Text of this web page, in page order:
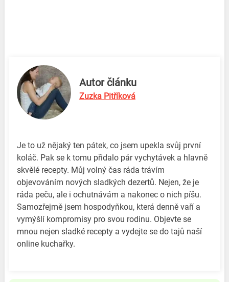
Autor článku
Zuzka Pitříková
Je to už nějaký ten pátek, co jsem upekla svůj první
koláč. Pak se k tomu přidalo pár vychytávek a hlavně
skvělé recepty. Můj volný čas ráda trávím
objevováním nových sladkých dezertů. Nejen, že je
ráda peču, ale i ochutnávám a nakonec o nich píšu.
Samozřejmě jsem hospodyňkou, která denně vaří a
vymýšlí kompromisy pro svou rodinu. Objevte se
mnou nejen sladké recepty a vydejte se do tajů naší
online kuchařky.